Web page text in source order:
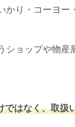
かり・コーヨー
ショップや物産
ではなく、取扱